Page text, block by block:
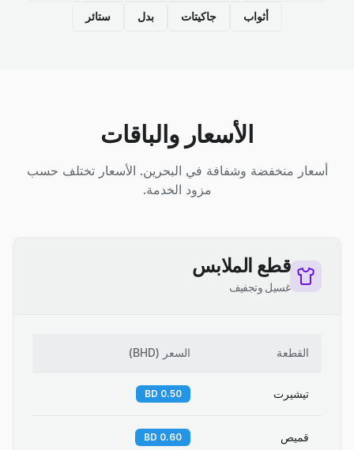
أثواب جاكيتات بدل ستائر
الأسعار والباقات
أسعار منخفضة وشفافة في البحرين. الأسعار تختلف حسب
مزود الخدمة.
قطع الملابس
غسيل وتجفيف
القطعة السعر (
BHD
)
تيشيرت 0.50 BD
قميص 0.60 BD